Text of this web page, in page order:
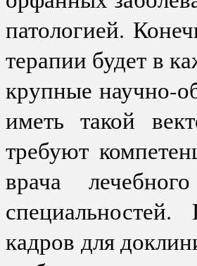
патологией.
терапии будет в
крупные научно-
иметь такой
требуют
врача
кадров для